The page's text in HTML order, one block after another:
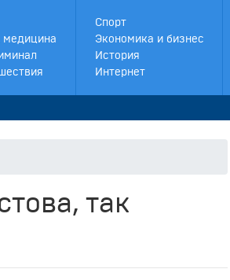
медицина
Спорт
Экономика и бизнес
История
Интернет
так